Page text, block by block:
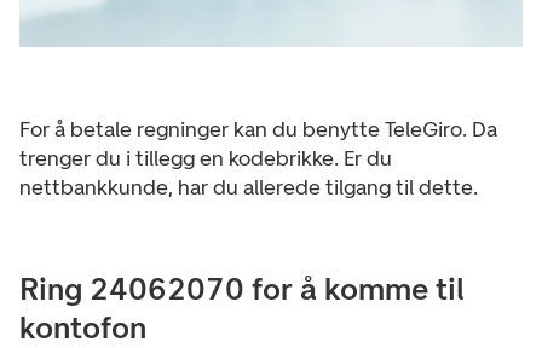
For å betale regninger kan du benytte TeleGiro. Da
trenger du i tillegg en kodebrikke. Er du
nettbankkunde, har du allerede tilgang til dette.
Ring 24062070 for å komme til
kontofon